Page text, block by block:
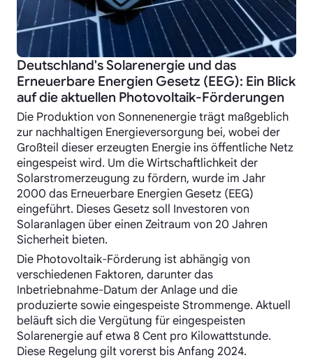
Deutschland's Solarenergie und das
Erneuerbare Energien Gesetz (EEG): Ein Blick
auf die aktuellen Photovoltaik-Förderungen
Die Produktion von Sonnenenergie trägt maßgeblich
zur nachhaltigen Energieversorgung bei, wobei der
Großteil dieser erzeugten Energie ins öffentliche Netz
eingespeist wird. Um die Wirtschaftlichkeit der
Solarstromerzeugung zu fördern, wurde im Jahr
2000 das Erneuerbare Energien Gesetz (EEG)
eingeführt. Dieses Gesetz soll Investoren von
Solaranlagen über einen Zeitraum von 20 Jahren
Sicherheit bieten.
Die Photovoltaik-Förderung ist abhängig von
verschiedenen Faktoren, darunter das
Inbetriebnahme-Datum der Anlage und die
produzierte sowie eingespeiste Strommenge. Aktuell
beläuft sich die Vergütung für eingespeisten
Solarenergie auf etwa 8 Cent pro Kilowattstunde.
Diese Regelung gilt vorerst bis Anfang 2024.